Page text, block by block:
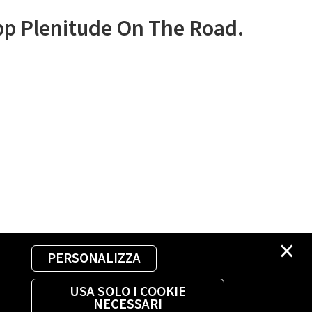
×
PERSONALIZZA
USA SOLO I COOKIE
NECESSARI
Plenitude On The Road.